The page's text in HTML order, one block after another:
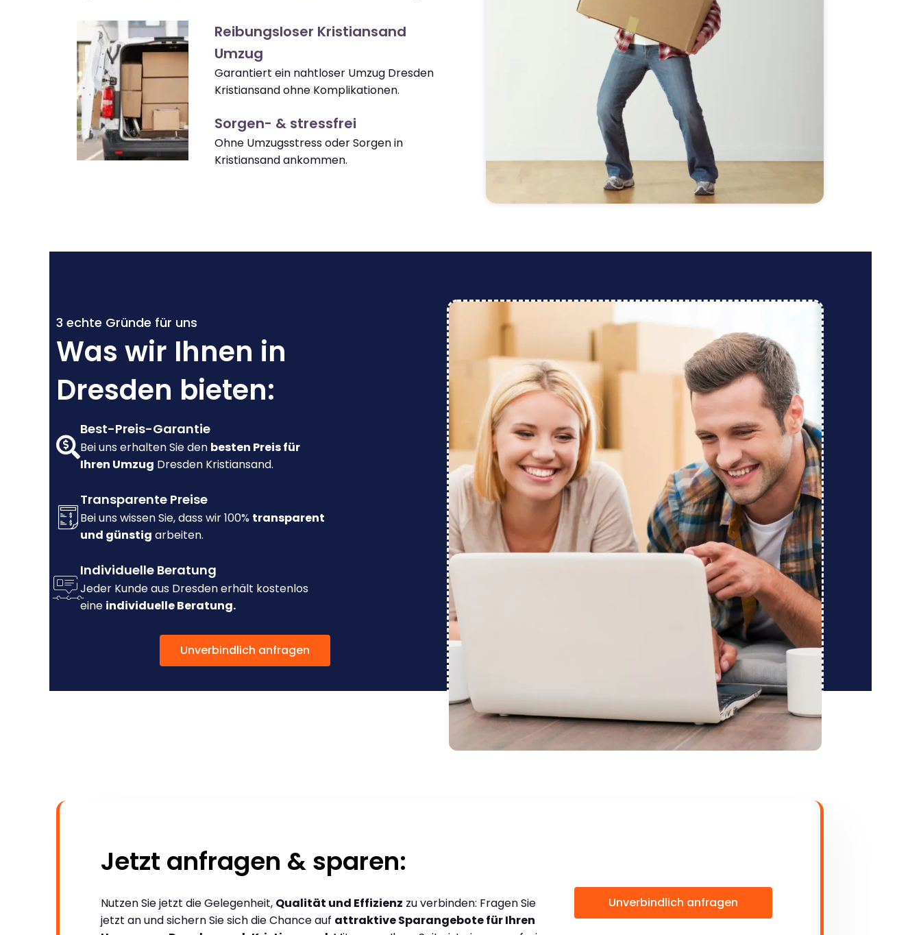
Reibungsloser Kristiansand
Umzug
Garantiert ein nahtloser Umzug Dresden
Kristiansand ohne Komplikationen.
Sorgen- & stressfrei
Ohne Umzugsstress oder Sorgen in
Kristiansand ankommen.
3 echte Gründe für uns
Was wir Ihnen in
Dresden bieten:
Best-Preis-Garantie
Bei uns erhalten Sie den besten Preis für
Ihren Umzug Dresden Kristiansand.
Transparente Preise
Bei uns wissen Sie, dass wir 100% transparent
und günstig arbeiten.
Individuelle Beratung
Jeder Kunde aus Dresden erhält kostenlos
eine individuelle Beratung.
Unverbindlich anfragen
Jetzt anfragen & sparen:
Nutzen Sie jetzt die Gelegenheit, Qualität und Effizienz zu verbinden: Fragen Sie
jetzt an und sichern Sie sich die Chance auf attraktive Sparangebote für Ihren
Unverbindlich anfragen